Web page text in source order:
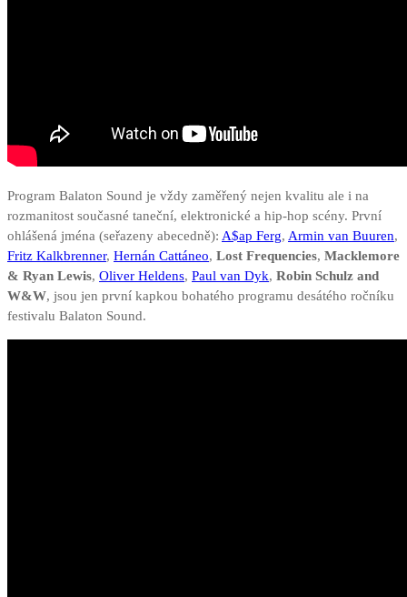
Program Balaton Sound je vždy zaměřený nejen kvalitu ale i na
rozmanitost současné taneční, elektronické a hip-hop scény. První
ohlášená jména (seřazeny abecedně): A$ap Ferg, Armin van Buuren,
Fritz Kalkbrenner, Hernán Cattáneo, Lost Frequencies, Macklemore
& Ryan Lewis, Oliver Heldens, Paul van Dyk, Robin Schulz and
W&W, jsou jen první kapkou bohatého programu desátého ročníku
festivalu Balaton Sound.